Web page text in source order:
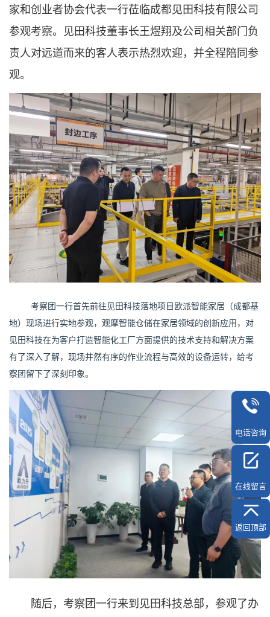
家和创业者协会代表一行莅临成都见田科技有限公司
参观考察。见田科技董事长王煜翔及公司相关部门负
责人对远道而来的客人表示热烈欢迎，并全程陪同参
观。
考察团一行首先前往见田科技落地项目欧派智能家居（成都基
地）现场进行实地参观，观摩智能仓储在家居领域的创新应用，对
见田科技在为客户打造智能化工厂方面提供的技术支持和解决方案
有了深入了解，现场井然有序的作业流程与高效的设备运转，给考
察团留下了深刻印象。
随后，考察团一行来到见田科技总部，参观了办
电话咨询
在线留言
返回顶部